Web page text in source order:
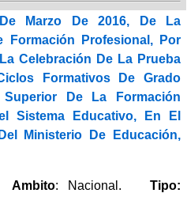
Marzo De 2016, De La
Formación Profesional, Por
Celebración De La Prueba
Formativos De Grado
De La Formación
Sistema Educativo, En El
Ministerio De Educación,
Ambito: Nacional.Tipo: